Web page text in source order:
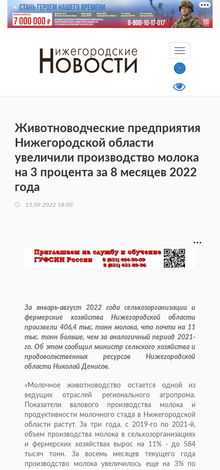
Животноводческие предприятия
Нижегородской области
увеличили производство молока
на 3 процента за 8 месяцев 2022
года
15.09.2022 18:00
За январь-август 2022 года сельхозорганизации и
фермерские хозяйства Нижегородской области
произвели 406,4 тыс. тонн молока, что почти на 11
тыс. тонн больше, чем за аналогичный период 2021-
го. Об этом сообщил министр сельского хозяйства и
продовольственных ресурсов Нижегородской
области Николай Денисов.
«Молочное животноводство остается одной из
ведущих отраслей регионального агропрома.
Показатели валового производства молока и
продуктивности молочного стада в Нижегородской
области растут. За три года, с 2019-го по 2021-й,
объем производства молока в сельхозорганизациях
и фермерских хозяйствах вырос на 11% - до 584
тысяч тонн. За восемь месяцев текущего года
производство молока увеличилось еще на 3% по